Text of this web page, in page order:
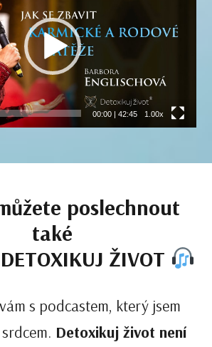
00:00| 42:45 1.00x
poslechnout
také
ŽIVOT
s podcastem, který jsem
Detoxikuj život není